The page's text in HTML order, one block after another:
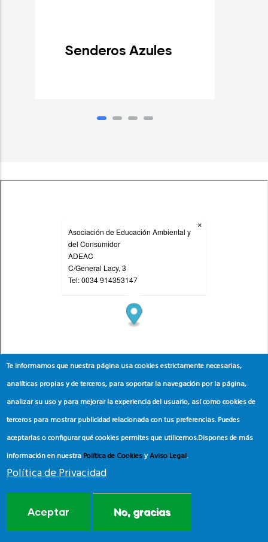
Senderos Azules
Te informamos que nuestra página usa cookies estrictamente necesarias,
analíticas propias y de terceros, para soportar la navegación por la página,
analizar su uso y para mejorar la experiencia del usuario, así como cookies de
terceros para mostrar publicidad relacionada con tus preferencias. Puedes
aceptarlas o configurar qué cookies permites que utilicemos.Dispones de más
información en nuestra Política de CookiesyAviso Legal.
Política de Privacidad
Aceptar No, gracias